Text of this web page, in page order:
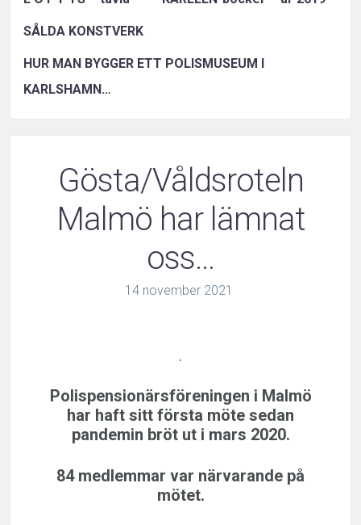
SÅLDA KONSTVERK
HUR MAN BYGGER ETT POLISMUSEUM I
KARLSHAMN…
Gösta/Våldsroteln
Malmö har lämnat
oss…
14 november 2021
.
Polispensionärsföreningen i Malmö
har haft sitt första möte sedan
pandemin bröt ut i mars 2020.
84 medlemmar var närvarande på
mötet.